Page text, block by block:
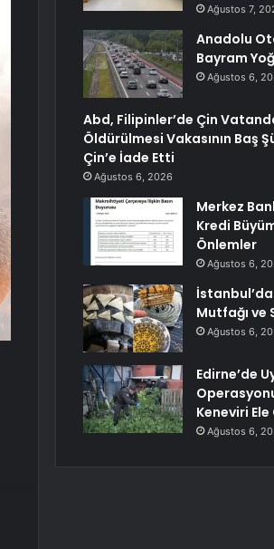
Ağustos 7,
Anadolu
Bayram
Ağustos 6,
Abd, Filipinler’de Çin
Öldürülmesi Vakasının Baş
Çin’e İade Etti
Ağustos 6, 2026
Merkez
Kredi
Önlemler
Ağustos 6,
Mutfağı ve
Ağustos 6,
Edirne’de
Keneviri
Ağustos 6,